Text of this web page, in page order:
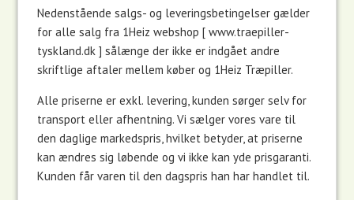
Nedenstående salgs- og leveringsbetingelser gælder
for alle salg fra 1Heiz webshop [ www.traepiller-
tyskland.dk ] sålænge der ikke er indgået andre
skriftlige aftaler mellem køber og 1Heiz Træpiller.
Alle priserne er exkl. levering, kunden sørger selv for
transport eller afhentning. Vi sælger vores vare til
den daglige markedspris, hvilket betyder, at priserne
kan ændres sig løbende og vi ikke kan yde prisgaranti.
Kunden får varen til den dagspris han har handlet til.